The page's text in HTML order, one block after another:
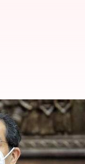
कर्फ्यू,